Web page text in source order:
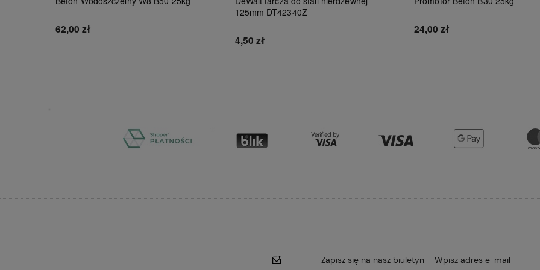
62,00 zł
125mm DT42340Z
4,50 zł
24,00 zł
Zapisz się na nasz biuletyn – Wpisz adres e-mail